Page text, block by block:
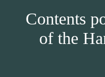
Contents
of the